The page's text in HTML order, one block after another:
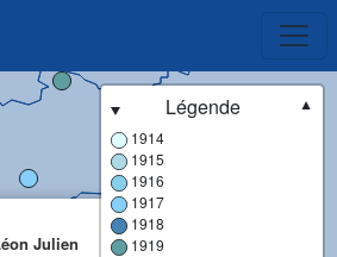
Julien
Légende
▼
1914
1915
1916
1917
1918
1919